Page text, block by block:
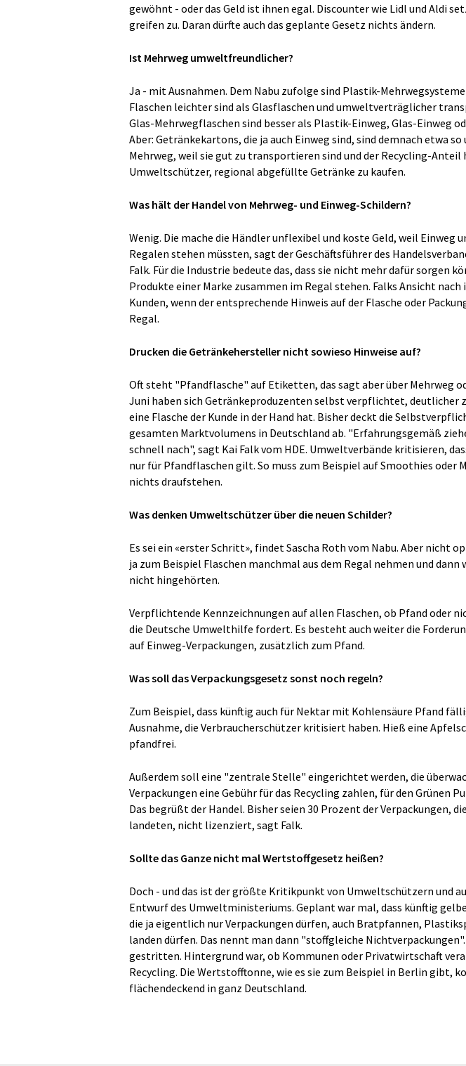
gewöhnt - oder das Geld ist ihnen egal. Discounter wie Lidl und Aldi
greifen zu. Daran dürfte auch das geplante Gesetz nichts ändern.
Ist Mehrweg umweltfreundlicher?
Ja - mit Ausnahmen. Dem Nabu zufolge sind Plastik-
Flaschen leichter sind als Glasflaschen und umweltverträglicher
Glas-Mehrwegflaschen sind besser als Plastik-Einweg, Glas-Einweg
Aber: Getränkekartons, die ja auch Einweg sind, sind demnach etwa
Mehrweg, weil sie gut zu transportieren sind und der Recycling-Anteil
Umweltschützer, regional abgefüllte Getränke zu kaufen.
Was hält der Handel von Mehrweg- und Einweg-Schildern?
Wenig. Die mache die Händler unflexibel und koste Geld, weil Einweg
Regalen stehen müssten, sagt der Geschäftsführer des
Falk. Für die Industrie bedeute das, dass sie nicht mehr dafür sorgen
Produkte einer Marke zusammen im Regal stehen. Falks Ansicht nach
Kunden, wenn der entsprechende Hinweis auf der Flasche oder
Regal.
Drucken die Getränkehersteller nicht sowieso Hinweise auf?
Oft steht "Pfandflasche" auf Etiketten, das sagt aber über Mehrweg
Juni haben sich Getränkeproduzenten selbst verpflichtet, deutlicher
eine Flasche der Kunde in der Hand hat. Bisher deckt die
gesamten Marktvolumens in Deutschland ab. "Erfahrungsgemäß
schnell nach", sagt Kai Falk vom HDE. Umweltverbände kritisieren,
nur für Pfandflaschen gilt. So muss zum Beispiel auf Smoothies oder
nichts draufstehen.
Was denken Umweltschützer über die neuen Schilder?
Es sei ein «erster Schritt», findet Sascha Roth vom Nabu. Aber nicht
ja zum Beispiel Flaschen manchmal aus dem Regal nehmen und dann
nicht hingehörten.
Verpflichtende Kennzeichnungen auf allen Flaschen, ob Pfand oder
die Deutsche Umwelthilfe fordert. Es besteht auch weiter die
auf Einweg-Verpackungen, zusätzlich zum Pfand.
Was soll das Verpackungsgesetz sonst noch regeln?
Zum Beispiel, dass künftig auch für Nektar mit Kohlensäure Pfand
Ausnahme, die Verbraucherschützer kritisiert haben. Hieß eine
pfandfrei.
Außerdem soll eine "zentrale Stelle" eingerichtet werden, die
Verpackungen eine Gebühr für das Recycling zahlen, für den Grünen
Das begrüßt der Handel. Bisher seien 30 Prozent der Verpackungen,
landeten, nicht lizenziert, sagt Falk.
Sollte das Ganze nicht mal Wertstoffgesetz heißen?
Doch - und das ist der größte Kritikpunkt von Umweltschützern und
Entwurf des Umweltministeriums. Geplant war mal, dass künftig
die ja eigentlich nur Verpackungen dürfen, auch Bratpfannen,
landen dürfen. Das nennt man dann "stoffgleiche
gestritten. Hintergrund war, ob Kommunen oder Privatwirtschaft
Recycling. Die Wertstofftonne, wie es sie zum Beispiel in Berlin gibt,
flächendeckend in ganz Deutschland.